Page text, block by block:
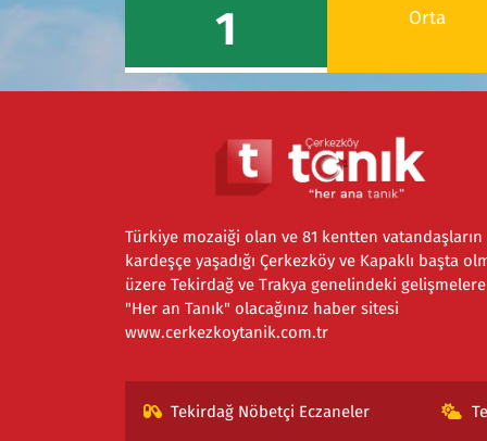
1 Orta
Türkiye mozaiği olan ve 81 kentten vatandaşların
kardeşçe yaşadığı Çerkezköy ve Kapaklı başta
üzere Tekirdağ ve Trakya genelindeki gelişmelere
"Her an Tanık" olacağınız haber sitesi
www.cerkezkoytanik.com.tr
Tekirdağ Nöbetçi Eczaneler